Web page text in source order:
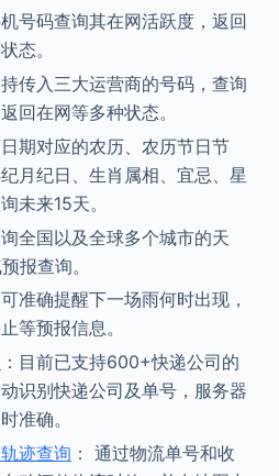
机号码查询其在网活跃度，返回
态。
传入三大运营商的号码，查询
回在网等多种状态。
期对应的农历、农历节日节
月纪日、生肖属相、宜忌、星
未来15天。
询全国以及全球多个城市的天
报查询。
可准确提醒下一场雨何时出现，
等预报信息。
：目前已支持600+快递公司的
识别快递公司及单号，服务器
准确。
迹查询 ： 通过物流单号和收